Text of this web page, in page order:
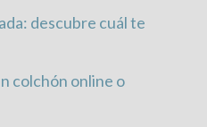
descubre cuál te
colchón online o